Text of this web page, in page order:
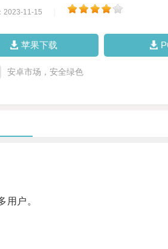
2023-11-15
苹果下载
安卓市场，安全绿色
户。